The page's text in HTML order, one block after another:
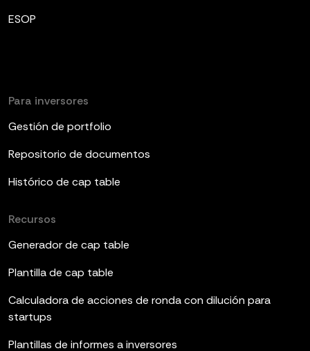
ESOP
Para inversores
Gestión de portfolio
Repositorio de documentos
Histórico de cap table
Recursos
Generador de cap table
Plantilla de cap table
Calculadora de acciones de ronda con dilución para
startups
Plantillas de informes a inversores